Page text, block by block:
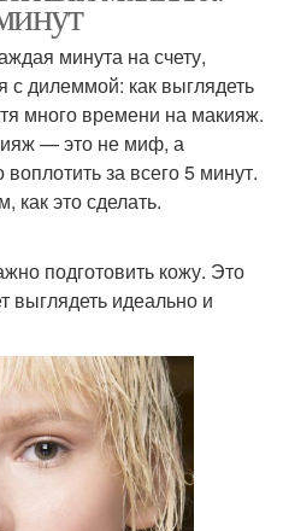
минута на счету,
с дилеммой: как выглядеть
много времени на макияж.
— это не миф, а
за всего 5 минут.
как это сделать.
подготовить кожу. Это
выглядеть идеально и